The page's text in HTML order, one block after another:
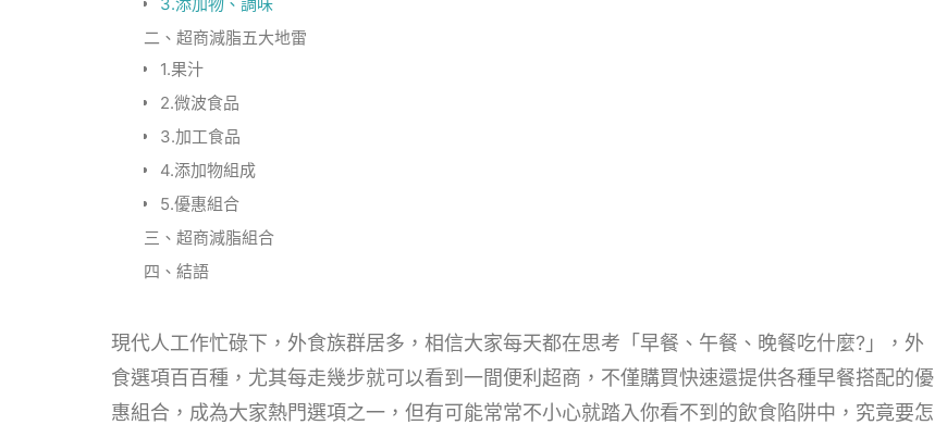
二、超商減脂五大地雷
1.果汁
2.微波食品
3.加工食品
4.添加物組成
5.優惠組合
三、超商減脂組合
四、結語
現代人工作忙碌下，外食族群居多，相信大家每天都在思考「早餐、午餐、晚餐吃什麼?」，外
食選項百百種，尤其每走幾步就可以看到一間便利超商，不僅購買快速還提供各種早餐搭配的優
惠組合，成為大家熱門選項之一，但有可能常常不小心就踏入你看不到的飲食陷阱中，究竟要怎